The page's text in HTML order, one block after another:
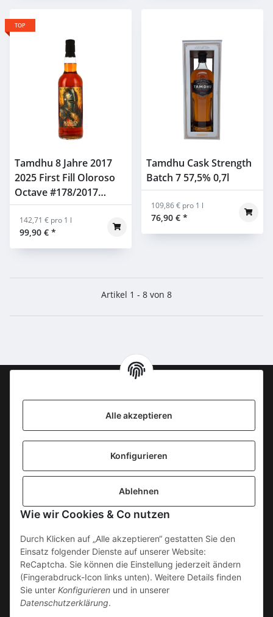
Alle akzeptieren
Konfigurieren
Ablehnen
Wie wir Cookies & Co nutzen
Durch Klicken auf „Alle akzeptieren“ gestatten Sie den
Einsatz folgender Dienste auf unserer Website:
ReCaptcha. Sie können die Einstellung jederzeit ändern
(Fingerabdruck-Icon links unten). Weitere Details finden
Sie unter Konfigurieren und in unserer
Datenschutzerklärung.
TOP
Tamdhu 8 Jahre 2017
2025 First Fill Oloroso
Octave #178/2017
Whiskyhort WOTM
40,5% 0,7l
99,90 € *
142,71 € pro 1 l
Tamdhu Cask Strength
Batch 7 57,5% 0,7l
76,90 € *
109,86 € pro 1 l
Artikel 1 - 8 von 8
SICHERE ZAHLUNGSWEISEN
Gesetzliche Informationen